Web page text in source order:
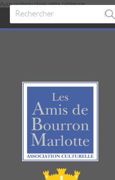
Aucn contenu dans cette catégorie.